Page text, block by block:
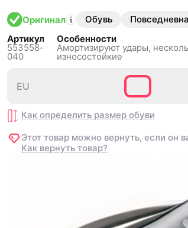
Оригинал Обувь
Артикул
553558-
040
Особенности
Амортизируют удары,
износостойкие
EU
Как определить размер обуви
Этот товар можно вернуть, если он
Как вернуть товар?
EU
Как определить размер обуви
Этот товар можно вернуть, если он
Как вернуть товар?